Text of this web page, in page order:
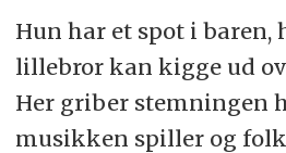
Hun har et spot i baren,
lillebror kan kigge ud
Her griber stemningen
musikken spiller og